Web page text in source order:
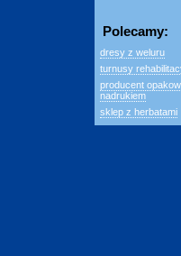
Polecamy:
dresy z weluru
turnusy
producent
nadrukiem
sklep z herbatami